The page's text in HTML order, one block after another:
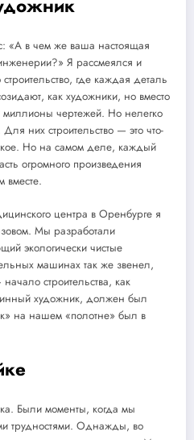
«А в чем же ваша настоящая
Я рассмеялся и
где каждая деталь
как художники, но вместо
миллионы чертежей. Но нелегко
них строительство — это что-
Но на самом деле, каждый
огромного произведения
вместе.
центра в Оренбурге я
Мы разработали
экологически чистые
машинах так же звенел,
строительства, как
художник, должен был
на нашем «полотне» был в
Были моменты, когда мы
трудностями. Однажды, во